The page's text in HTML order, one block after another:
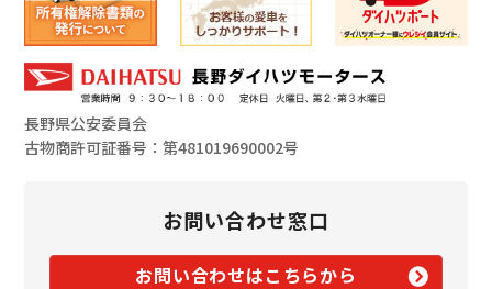
長野県公安委員会
古物商許可証番号：第481019690002号
お問い合わせ窓口
お問い合わせはこちらから